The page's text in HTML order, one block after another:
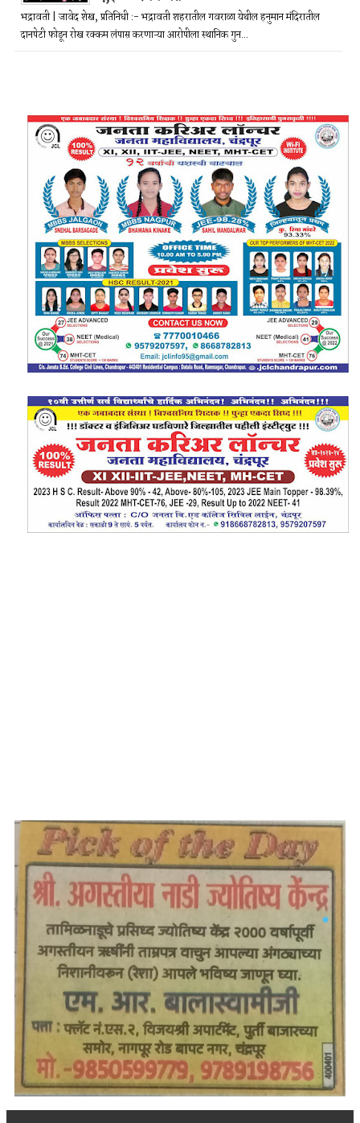
भद्रावती | जावेद शेख, प्रतिनिधी :- भद्रावती शहरातील गवराळा येथील हनुमान मंदिरातील
दानपेटी फोडून रोख रक्कम लंपास करणाऱ्या आरोपीला स्थानिक गुन...